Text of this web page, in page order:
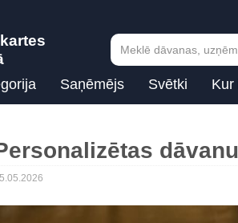
Saņēmējs Svētki Kur